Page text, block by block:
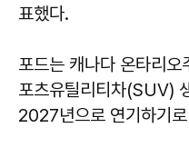
표했다.
포드는 캐나다 온타리
포츠유틸리티차(SUV)
2027년으로 연기하기